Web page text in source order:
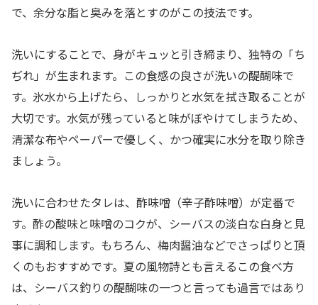
で、余分な脂と臭みを落とすのがこの技法です。
洗いにすることで、身がキュッと引き締まり、独特の「ち
ぢれ」が生まれます。この食感の良さが洗いの醍醐味で
す。氷水から上げたら、しっかりと水気を拭き取ることが
大切です。水気が残っていると味がぼやけてしまうため、
清潔な布やペーパーで優しく、かつ確実に水分を取り除き
ましょう。
洗いに合わせたタレは、酢味噌（辛子酢味噌）が定番で
す。酢の酸味と味噌のコクが、シーバスの淡白な白身と見
事に調和します。もちろん、梅肉醤油などでさっぱりと頂
くのもおすすめです。夏の風物詩とも言えるこの食べ方
は、シーバス釣りの醍醐味の一つと言っても過言ではあり